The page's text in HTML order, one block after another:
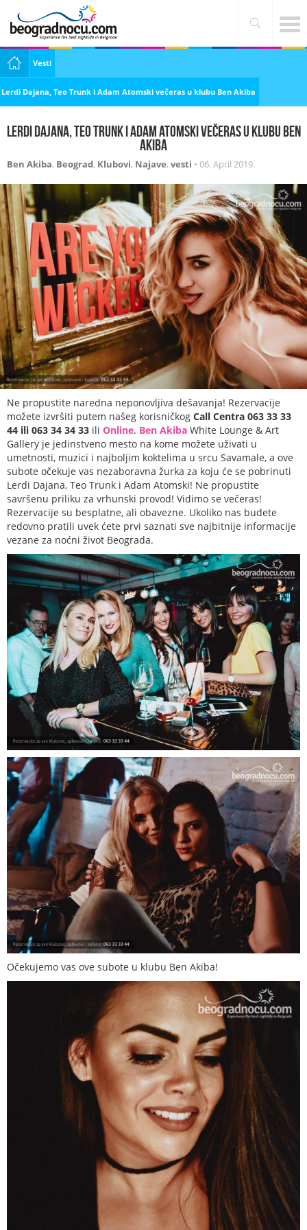
Vesti
Lerdi Dajana, Teo Trunk i Adam Atomski večeras u klubu Ben Akiba
Lerdi Dajana, Teo Trunk i Adam Atomski večeras u klubu Ben
Akiba
Ben Akiba, Beograd, Klubovi, Najave, vesti • 06. April 2019.
Ne propustite naredna neponovljiva dešavanja! Rezervacije
možete izvršiti putem našeg korisničkog Call Centra 063 33 33
44 ili 063 34 34 33 ili Online. Ben Akiba White Lounge & Art
Gallery je jedinstveno mesto na kome možete uživati u
umetnosti, muzici i najboljim koktelima u srcu Savamale, a ove
subote očekuje vas nezaboravna žurka za koju će se pobrinuti
Lerdi Dajana, Teo Trunk i Adam Atomski! Ne propustite
savršenu priliku za vrhunski provod! Vidimo se večeras!
Rezervacije su besplatne, ali obavezne. Ukoliko nas budete
redovno pratili uvek ćete prvi saznati sve najbitnije informacije
vezane za noćni život Beograda.
Očekujemo vas ove subote u klubu Ben Akiba!